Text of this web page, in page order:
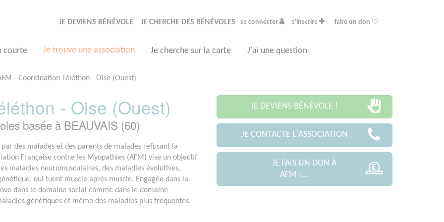
JE DEVIENS BÉNÉVOLE JE CHERCHE DES BÉNÉVOLES se connecter s'inscrire faire un don
courte Je trouve une association Je cherche sur la carte J'ai une question
- Coordination Téléthon - Oise (Ouest)
- Oise (Ouest)
basée à BEAUVAIS (60)
des malades et des parents de malades refusant la
Française contre les Myopathies (AFM) vise un objectif
maladies neuromusculaires, des maladies évolutives,
qui tuent muscle après muscle. Engagée dans la
dans le domaine social comme dans le domaine
génétiques et même des maladies plus fréquentes.
JE DEVIENS BÉNÉVOLE !
JE CONTACTE L'ASSOCIATION
JE FAIS UN DON À
AFM -...